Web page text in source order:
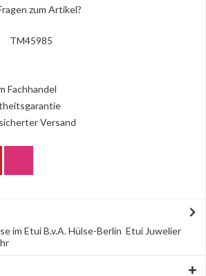
zum Artikel?
TM45985
Fachhandel
Versand
im Etui B.v.A. Hülse-Berlin Etui Juwelier